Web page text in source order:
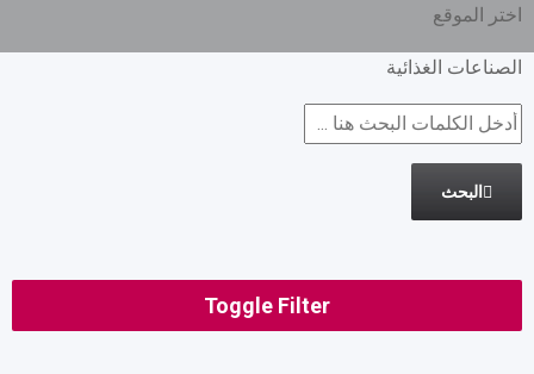
اختر الموقع
الصناعات الغذائية
البحث
Toggle Filter